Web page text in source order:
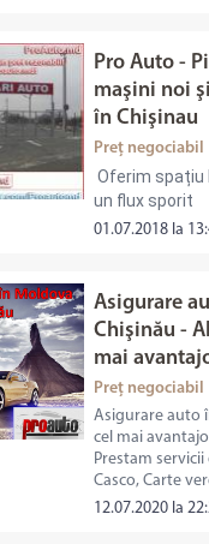
Pro Auto -
maşini noi
în Chişinau
Preț negociabil
Oferim spațiu
un flux sporit
01.07.2018 la
Asigurare
Chişinău -
mai
Preț negociabil
Asigurare auto
cel mai
Prestam servicii
Casco, Carte
12.07.2020 la